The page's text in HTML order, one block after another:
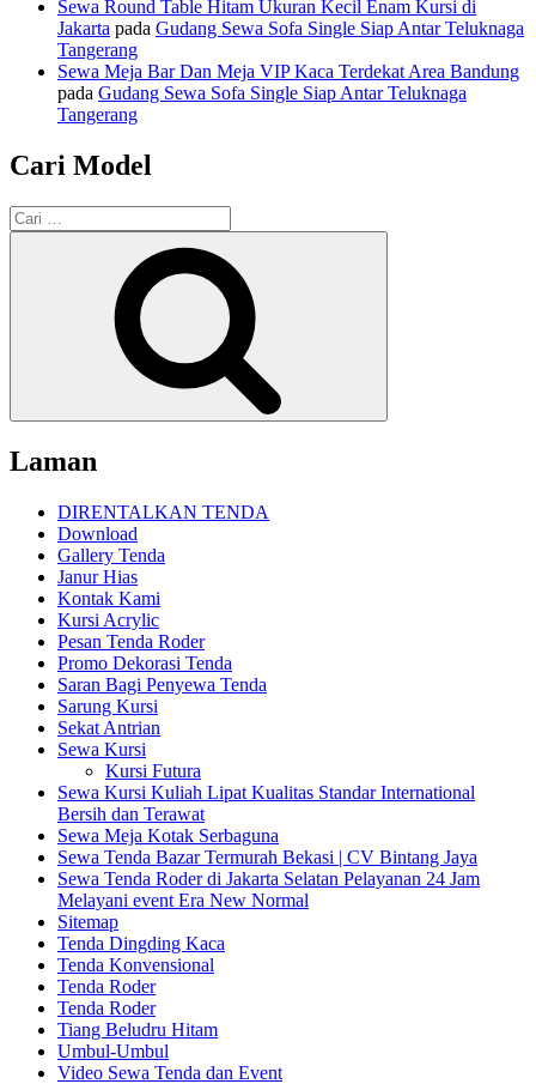
Sewa Round Table Hitam Ukuran Kecil Enam Kursi di
Jakarta pada Gudang Sewa Sofa Single Siap Antar Teluknaga
Tangerang
Sewa Meja Bar Dan Meja VIP Kaca Terdekat Area Bandung
pada Gudang Sewa Sofa Single Siap Antar Teluknaga
Tangerang
Cari Model
Pencarian
untuk:
Laman
DIRENTALKAN TENDA
Download
Gallery Tenda
Janur Hias
Kontak Kami
Kursi Acrylic
Pesan Tenda Roder
Promo Dekorasi Tenda
Saran Bagi Penyewa Tenda
Sarung Kursi
Sekat Antrian
Sewa Kursi
Kursi Futura
Sewa Kursi Kuliah Lipat Kualitas Standar International
Bersih dan Terawat
Sewa Meja Kotak Serbaguna
Sewa Tenda Bazar Termurah Bekasi | CV Bintang Jaya
Sewa Tenda Roder di Jakarta Selatan Pelayanan 24 Jam
Melayani event Era New Normal
Sitemap
Tenda Dingding Kaca
Tenda Konvensional
Tenda Roder
Tenda Roder
Tiang Beludru Hitam
Umbul-Umbul
Video Sewa Tenda dan Event